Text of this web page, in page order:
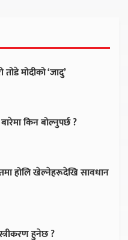
मोदीको ‘जादु’
किन बोल्नुपर्छ ?
होलि खेल्नेहरूदेखि सावधान
हुनेछ ?